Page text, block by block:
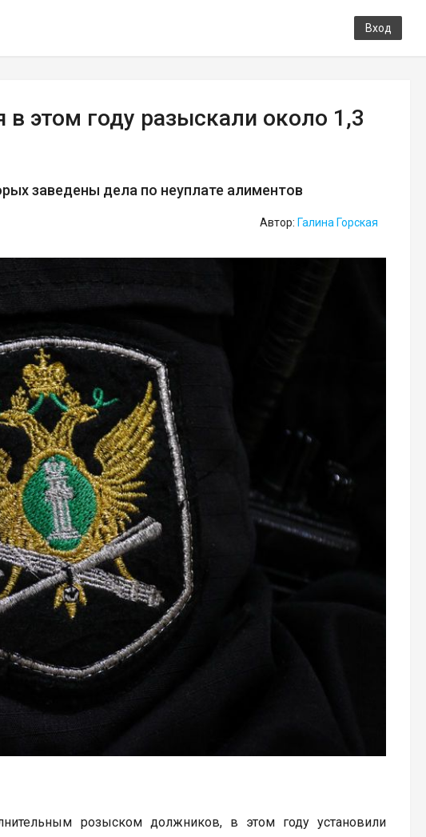
Вход
этом году разыскали около 1,3
заведены дела по неуплате алиментов
Автор: Галина Горская
розыском должников, в этом году установили